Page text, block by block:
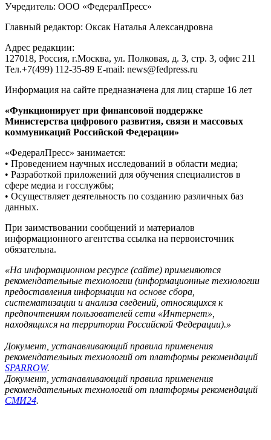
Учредитель: ООО «ФедералПресс»
Главный редактор: Оксак Наталья Александровна
Адрес редакции:
127018, Россия, г.Москва, ул. Полковая, д. 3, стр. 3, офис 211
Тел.+7(499) 112-35-89 E-mail: news@fedpress.ru
Информация на сайте предназначена для лиц старше 16 лет
«Функционирует при финансовой поддержке
Министерства цифрового развития, связи и массовых
коммуникаций Российской Федерации»
«ФедералПресс» занимается:
• Проведением научных исследований в области медиа;
• Разработкой приложений для обучения специалистов в
сфере медиа и госслужбы;
• Осуществляет деятельность по созданию различных баз
данных.
При заимствовании сообщений и материалов
информационного агентства ссылка на первоисточник
обязательна.
«На информационном ресурсе (сайте) применяются
рекомендательные технологии (информационные технологии
предоставления информации на основе сбора,
систематизации и анализа сведений, относящихся к
предпочтениям пользователей сети «Интернет»,
находящихся на территории Российской Федерации).»
Документ, устанавливающий правила применения
рекомендательных технологий от платформы рекомендаций
SPARROW.
Документ, устанавливающий правила применения
рекомендательных технологий от платформы рекомендаций
СМИ24.